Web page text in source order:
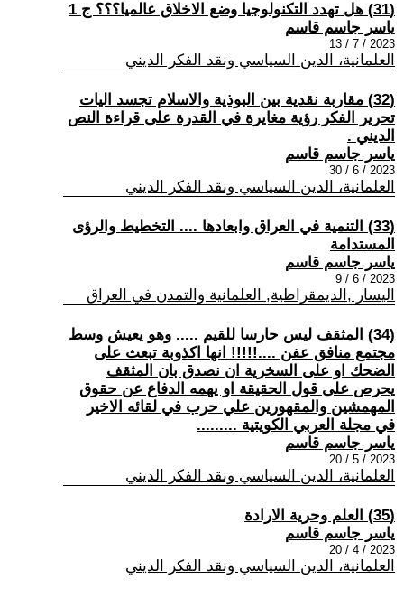
(31) هل تهدد التكنولوجيا وضع الاخلاق عالميا؟؟؟ ج 1
ياسر جاسم قاسم
2023 / 7 / 13
العلمانية، الدين السياسي ونقد الفكر الديني
(32) مقاربة نقدية بين البوذية والاسلام تجسد اليات
تحرير الفكر رؤية مغايرة في القدرة على قراءة النص
الديني .
ياسر جاسم قاسم
2023 / 6 / 30
العلمانية، الدين السياسي ونقد الفكر الديني
(33) التنمية في العراق وابعادها .... التخطيط والرؤى
المستدامة
ياسر جاسم قاسم
2023 / 6 / 9
اليسار ,الديمقراطية, العلمانية والتمدن في العراق
(34) المثقف ليس حارسا للقيم ..... وهو يعيش وسط
مجتمع منافق عفن ....!!!!! انها اكذوبة تبعث على
الضحك او على السخرية ان نصدق بان المثقف
يحرص على قول الحقيقة او يهمه الدفاع عن حقوق
المهمشين والمقهورين علي حرب في لقائه الاخير
في مجلة العربي الكويتية .........
ياسر جاسم قاسم
2023 / 5 / 20
العلمانية، الدين السياسي ونقد الفكر الديني
(35) العلم وحرية الارادة
ياسر جاسم قاسم
2023 / 4 / 20
العلمانية، الدين السياسي ونقد الفكر الديني